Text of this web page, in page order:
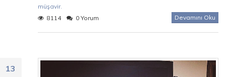
müşavir.
8114
0 Yorum Devamını Oku
13